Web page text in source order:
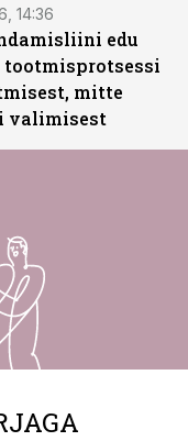
14:36
edu
tootmisprotsessi
mitte
valimisest